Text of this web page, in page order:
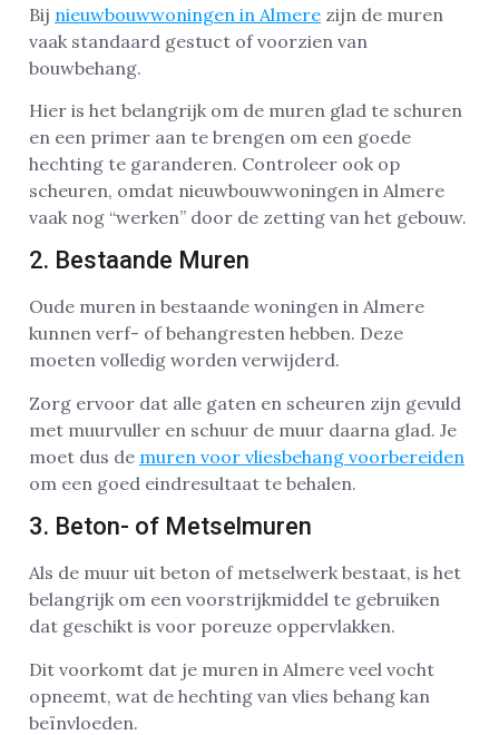
Bij nieuwbouwwoningen in Almere zijn de muren
vaak standaard gestuct of voorzien van
bouwbehang.
Hier is het belangrijk om de muren glad te schuren
en een primer aan te brengen om een goede
hechting te garanderen. Controleer ook op
scheuren, omdat nieuwbouwwoningen in Almere
vaak nog “werken” door de zetting van het gebouw.
2. Bestaande Muren
Oude muren in bestaande woningen in Almere
kunnen verf- of behangresten hebben. Deze
moeten volledig worden verwijderd.
Zorg ervoor dat alle gaten en scheuren zijn gevuld
met muurvuller en schuur de muur daarna glad. Je
moet dus de muren voor vliesbehang voorbereiden
om een goed eindresultaat te behalen.
3. Beton- of Metselmuren
Als de muur uit beton of metselwerk bestaat, is het
belangrijk om een voorstrijkmiddel te gebruiken
dat geschikt is voor poreuze oppervlakken.
Dit voorkomt dat je muren in Almere veel vocht
opneemt, wat de hechting van vlies behang kan
beïnvloeden.